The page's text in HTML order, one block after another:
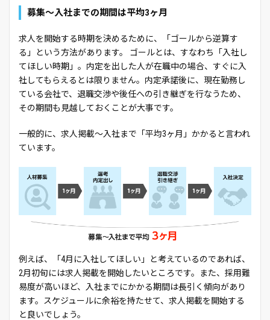
募集～入社までの期間は平均3ヶ月
求人を開始する時期を決めるために、「ゴールから逆算す
る」という方法があります。 ゴールとは、すなわち「入社し
てほしい時期」。内定を出した人が在職中の場合、すぐに入
社してもらえるとは限りません。内定承諾後に、現在勤務し
ている会社で、退職交渉や後任への引き継ぎを行なうため、
その期間も見越しておくことが大事です。
一般的に、求人掲載～入社まで「平均3ヶ月」かかると言われ
ています。
例えば、「4月に入社してほしい」と考えているのであれば、
2月初旬には求人掲載を開始したいところです。また、採用難
易度が高いほど、入社までにかかる期間は長引く傾向があり
ます。スケジュールに余裕を持たせて、求人掲載を開始する
と良いでしょう。